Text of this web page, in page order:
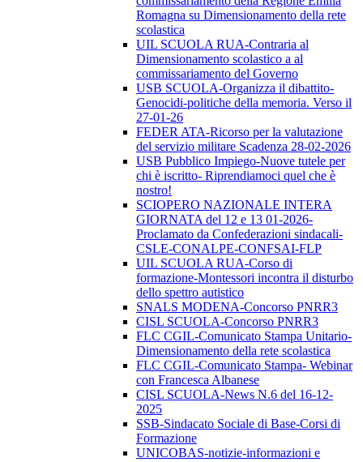
Romagna su Dimensionamento della rete
scolastica
UIL SCUOLA RUA-Contraria al
Dimensionamento scolastico a al
commissariamento del Governo
USB SCUOLA-Organizza il dibattito-
Genocidi-politiche della memoria. Verso il
27-01-26
FEDER ATA-Ricorso per la valutazione
del servizio militare Scadenza 28-02-2026
USB Pubblico Impiego-Nuove tutele per
chi è iscritto- Riprendiamoci quel che è
nostro!
SCIOPERO NAZIONALE INTERA
GIORNATA del 12 e 13 01-2026-
Proclamato da Confederazioni sindacali-
CSLE-CONALPE-CONFSAI-FLP
UIL SCUOLA RUA-Corso di
formazione-Montessori incontra il disturbo
dello spettro autistico
SNALS MODENA-Concorso PNRR3
CISL SCUOLA-Concorso PNRR3
FLC CGIL-Comunicato Stampa Unitario-
Dimensionamento della rete scolastica
FLC CGIL-Comunicato Stampa- Webinar
con Francesca Albanese
CISL SCUOLA-News N.6 del 16-12-
2025
SSB-Sindacato Sociale di Base-Corsi di
Formazione
UNICOBAS-notizie-informazioni e